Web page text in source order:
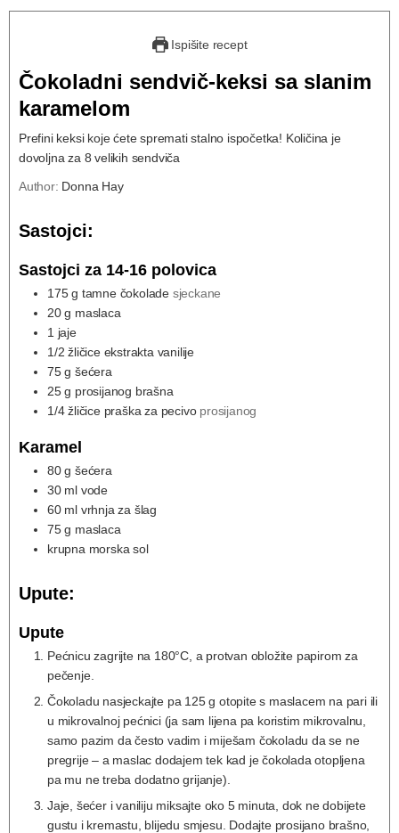
Ispišite recept
Čokoladni sendvič-keksi sa slanim
karamelom
Prefini keksi koje ćete spremati stalno ispočetka! Količina je
dovoljna za 8 velikih sendviča
Author: Donna Hay
Sastojci:
Sastojci za 14-16 polovica
175 g tamne čokolade sjeckane
20 g maslaca
1 jaje
1/2 žličice ekstrakta vanilije
75 g šećera
25 g prosijanog brašna
1/4 žličice praška za pecivo prosijanog
Karamel
80 g šećera
30 ml vode
60 ml vrhnja za šlag
75 g maslaca
krupna morska sol
Upute:
Upute
Pećnicu zagrijte na 180°C, a protvan obložite papirom za
pečenje.
Čokoladu nasjeckajte pa 125 g otopite s maslacem na pari ili
u mikrovalnoj pećnici (ja sam lijena pa koristim mikrovalnu,
samo pazim da često vadim i miješam čokoladu da se ne
pregrije – a maslac dodajem tek kad je čokolada otopljena
pa mu ne treba dodatno grijanje).
Jaje, šećer i vaniliju miksajte oko 5 minuta, dok ne dobijete
gustu i kremastu, blijedu smjesu. Dodajte prosijano brašno,